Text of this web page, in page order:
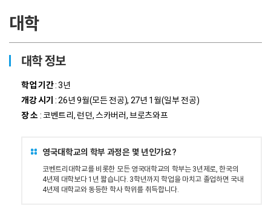
대학
대학 정보
학업 기간: 3년
개강 시기 : 26년 9월(모든 전공), 27년 1월(일부 전공)
장 소 : 코벤트리, 런던, 스카버러, 브로츠와프
영국대학교의 학부 과정은 몇 년인가요?
코벤트리대학교를 비롯한 모든 영국대학교의 학부는 3년제로, 한국의
4년제 대학보다 1년 짧습니다. 3학년까지 학업을 마치고 졸업하면 국내
4년제 대학교와 동등한 학사 학위를 취득합니다.